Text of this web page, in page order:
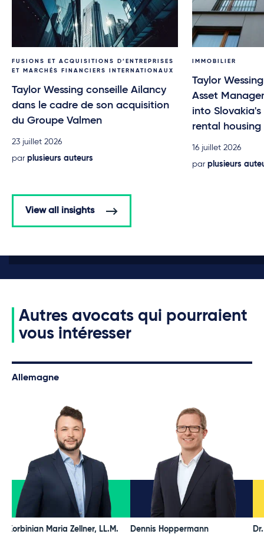
FUSIONS ET ACQUISITIONS D’ENTREPRISES
ET MARCHÉS FINANCIERS INTERNATIONAUX
Taylor Wessing conseille Ailancy
dans le cadre de son acquisition
du Groupe Valmen
23 juillet 2026
par plusieurs auteurs
IMMOBILIER
Taylor
Asset
into
rental housing
16 juillet 2026
par plusieurs
View all insights
Autres avocats qui pourraient
vous intéresser
Allemagne
Korbinian Maria Zellner, LL.M. Dennis Hoppermann